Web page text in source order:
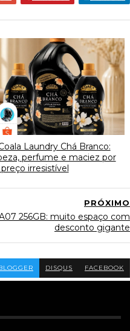
Laundry Chá Branco:
perfume e maciez por
irresistível
PRÓXIMO
256GB: muito espaço com
desconto gigante
DISQUS FACEBOOK